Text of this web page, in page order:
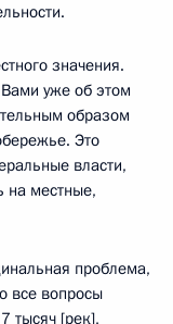
значения.
уже об этом
образом
Это
власти,
на местные,
проблема,
все вопросы
тысяч [рек],